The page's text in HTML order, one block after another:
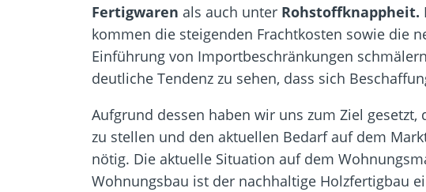
Fertigwaren als auch unter Rohstoffknappheit.
kommen die steigenden Frachtkosten sowie die
Einführung von Importbeschränkungen
deutliche Tendenz zu sehen, dass sich
Aufgrund dessen haben wir uns zum Ziel
zu stellen und den aktuellen Bedarf auf dem
nötig. Die aktuelle Situation auf dem
Wohnungsbau ist der nachhaltige Holzfertigbau